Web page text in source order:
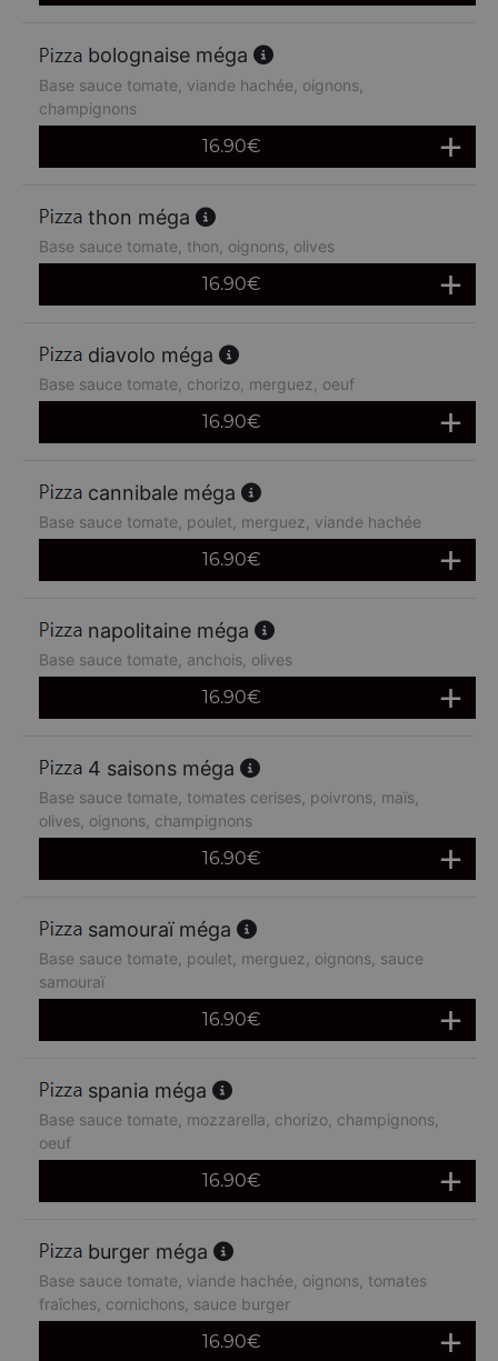
bolognaise méga
Base sauce tomate, viande hachée, oignons,
champignons
16.90€
thon méga
Base sauce tomate, thon, oignons, olives
16.90€
diavolo méga
Base sauce tomate, chorizo, merguez, oeuf
16.90€
cannibale méga
Base sauce tomate, poulet, merguez, viande hachée
16.90€
napolitaine méga
Base sauce tomate, anchois, olives
16.90€
4 saisons méga
Base sauce tomate, tomates cerises, poivrons, maïs,
olives, oignons, champignons
16.90€
samouraï méga
Base sauce tomate, poulet, merguez, oignons, sauce
samouraï
16.90€
spania méga
Base sauce tomate, mozzarella, chorizo, champignons,
oeuf
16.90€
burger méga
Base sauce tomate, viande hachée, oignons, tomates
fraîches, cornichons, sauce burger
16.90€